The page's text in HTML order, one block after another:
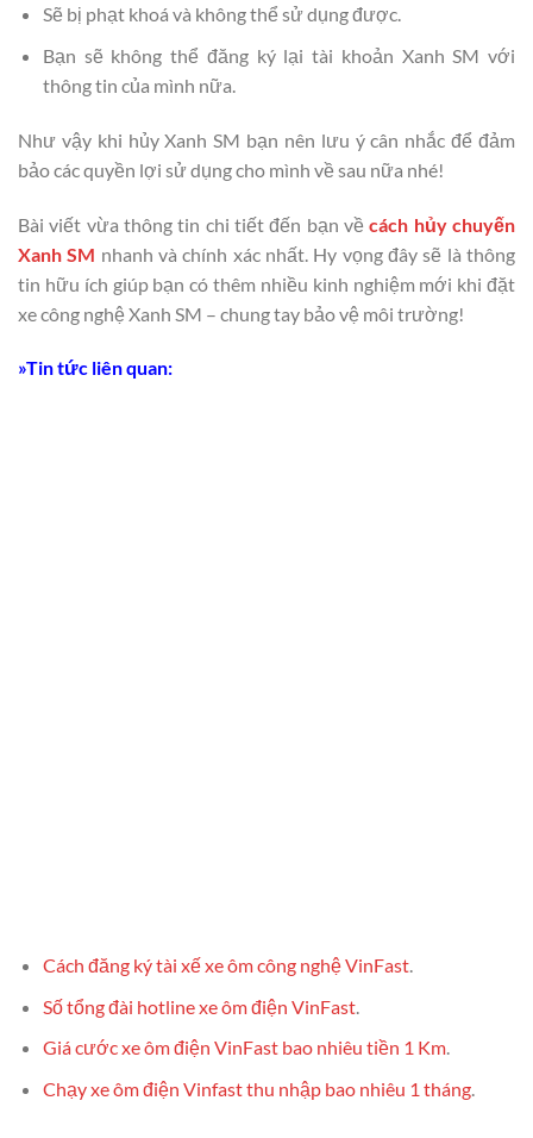
Sẽ bị phạt khoá và không thể sử dụng được.
Bạn sẽ không thể đăng ký lại tài khoản Xanh SM với
thông tin của mình nữa.
Như vậy khi hủy Xanh SM bạn nên lưu ý cân nhắc để đảm
bảo các quyền lợi sử dụng cho mình về sau nữa nhé!
Bài viết vừa thông tin chi tiết đến bạn vềcách hủy chuyến
Xanh SM nhanh và chính xác nhất. Hy vọng đây sẽ là thông
tin hữu ích giúp bạn có thêm nhiều kinh nghiệm mới khi đặt
xe công nghệ Xanh SM – chung tay bảo vệ môi trường!
»Tin tức liên quan:
Cách đăng ký tài xế xe ôm công nghệ VinFast.
Số tổng đài hotline xe ôm điện VinFast.
Giá cước xe ôm điện VinFast bao nhiêu tiền 1 Km.
Chạy xe ôm điện Vinfast thu nhập bao nhiêu 1 tháng.